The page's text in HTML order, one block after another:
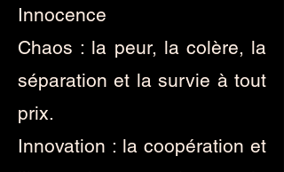
Innocence
Chaos : la peur, la colère, la
séparation et la survie à tout
prix.
Innovation : la coopération et